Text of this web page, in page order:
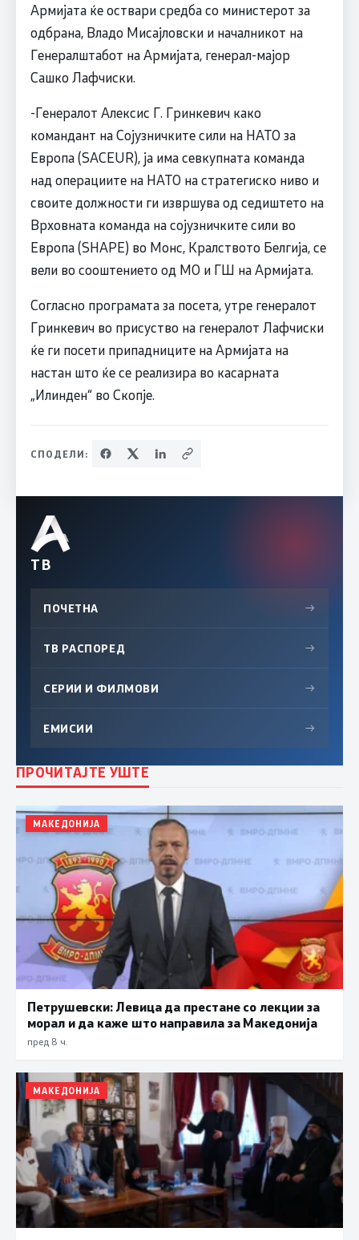
Армијата ќе оствари средба со министерот за
одбрана, Владо Мисајловски и началникот на
Генералштабот на Армијата, генерал-мајор
Сашко Лафчиски.
-Генералот Алексис Г. Гринкевич како
командант на Сојузничките сили на НАТО за
Европа (SACEUR), ја има севкупната команда
над операциите на НАТО на стратегиско ниво и
своите должности ги извршува од седиштето на
Врховната команда на сојузничките сили во
Европа (SHAPE) во Монс, Кралството Белгија, се
вели во сооштението од МО и ГШ на Армијата.
Согласно програмата за посета, утре генералот
Гринкевич во присуство на генералот Лафчиски
ќе ги посети припадниците на Армијата на
настан што ќе се реализира во касарната
„Илинден“ во Скопје.
СПОДЕЛИ:
ТВ
ПОЧЕТНА →
ТВ РАСПОРЕД →
СЕРИИ И ФИЛМОВИ →
ЕМИСИИ →
ПРОЧИТАЈТЕ УШТЕ
МАКЕДОНИЈА
Петрушевски: Левица да престане со лекции за
морал и да каже што направила за Македонија
пред 8 ч.
МАКЕДОНИЈА